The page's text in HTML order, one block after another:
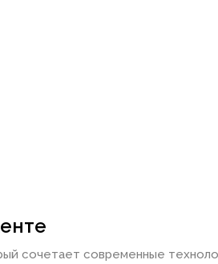
сочетает современные